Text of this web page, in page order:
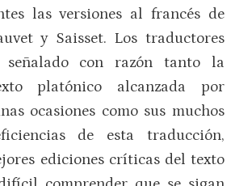
las versiones al francés de
y Saisset. Los traductores
señalado con razón tanto la
platónico alcanzada por
ocasiones como sus muchos
de esta traducción,
ediciones críticas del texto